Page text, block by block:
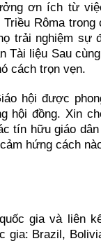
ơn ích từ
Rôma trong
trải nghiệm sự
Tài liệu Sau
cách trọn vẹn.
hội được
hội đồng. Xin
tín hữu giáo
hứng cách
gia và liên
Brazil,